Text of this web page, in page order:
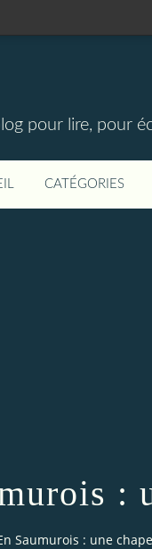
pour lire, pour
CATÉGORIES
:
Saumurois : une